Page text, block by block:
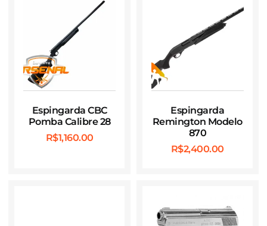
Espingarda CBC
Pomba Calibre 28
R$1,160.00
Espingarda
Remington Modelo
870
R$2,400.00